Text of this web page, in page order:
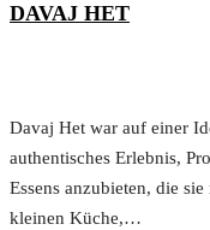
DAVAJ HET
Davaj Het war auf einer
authentisches Erlebnis,
Essens anzubieten, die
kleinen Küche,…